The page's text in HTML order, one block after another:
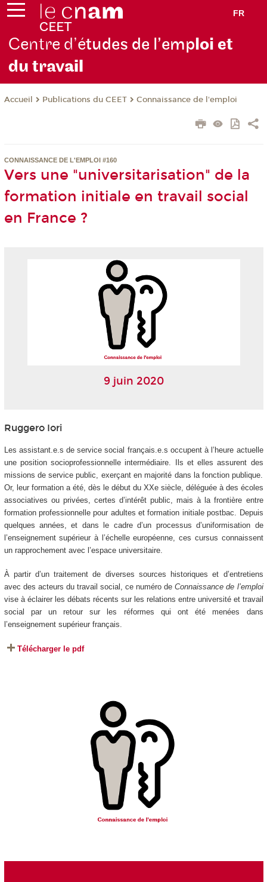
FR
Centre d’études de l’emploi et
du travail
Accueil Publications du CEET Connaissance de l'emploi
CONNAISSANCE DE L'EMPLOI #160
Vers une "universitarisation" de la
formation initiale en travail social
en France ?
9 juin 2020
Ruggero Iori
Les assistant.e.s de service social français.e.s occupent à l’heure actuelle
une position socioprofessionnelle intermédiaire. Ils et elles assurent des
missions de service public, exerçant en majorité dans la fonction publique.
Or, leur formation a été, dès le début du XXe siècle, déléguée à des écoles
associatives ou privées, certes d’intérêt public, mais à la frontière entre
formation professionnelle pour adultes et formation initiale postbac. Depuis
quelques années, et dans le cadre d’un processus d’uniformisation de
l’enseignement supérieur à l’échelle européenne, ces cursus connaissent
un rapprochement avec l’espace universitaire.
À partir d’un traitement de diverses sources historiques et d’entretiens
avec des acteurs du travail social, ce numéro deConnaissance de l’emploi
vise à éclairer les débats récents sur les relations entre université et travail
social par un retour sur les réformes qui ont été menées dans
l’enseignement supérieur français.
Télécharger le pdf